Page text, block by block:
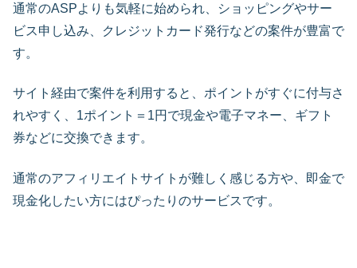
通常のASPよりも気軽に始められ、ショッピングやサー
ビス申し込み、クレジットカード発行などの案件が豊富で
す。
サイト経由で案件を利用すると、ポイントがすぐに付与さ
れやすく、1ポイント＝1円で現金や電子マネー、ギフト
券などに交換できます。
通常のアフィリエイトサイトが難しく感じる方や、即金で
現金化したい方にはぴったりのサービスです。